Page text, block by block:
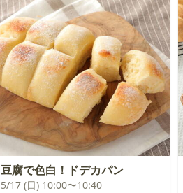
豆腐で色白！ドデカパン
5/17 (日) 10:00〜10:40